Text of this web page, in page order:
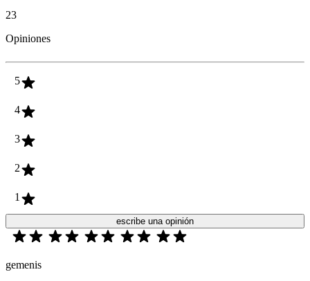
23
Opiniones
5
4
3
2
1
escribe una opinión
gemenis